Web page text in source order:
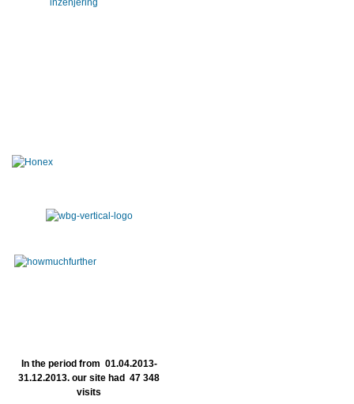
In the period from 01.04.2013-
31.12.2013. our site had 47 348
visits